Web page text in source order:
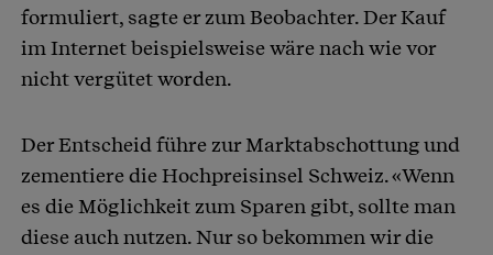
formuliert, sagte er zum Beobachter. Der Kauf
im Internet beispielsweise wäre nach wie vor
nicht vergütet worden.
Der Entscheid führe zur Marktabschottung und
zementiere die Hochpreisinsel Schweiz. «Wenn
es die Möglichkeit zum Sparen gibt, sollte man
diese auch nutzen. Nur so bekommen wir die